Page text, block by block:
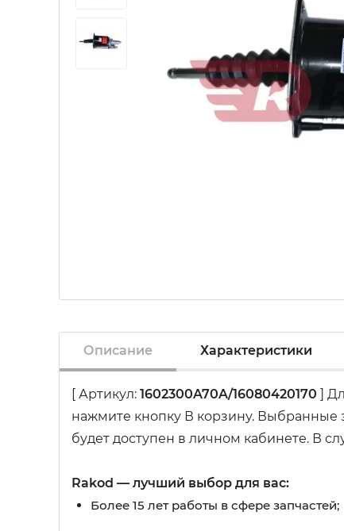
Описание Характеристики
[ Артикул: 1602300A70A/16080420170 ]
нажмите кнопку В корзину. Выбранные
будет доступен в личном кабинете. В
Rakod — лучший выбор для вас:
Более 15 лет работы в сфере запчастей;